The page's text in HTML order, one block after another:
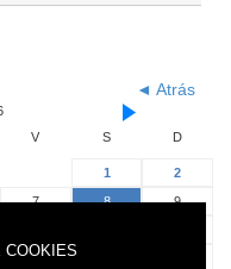
◄ Atrás
V S D
1
2
7 8
9
21
COOKIES